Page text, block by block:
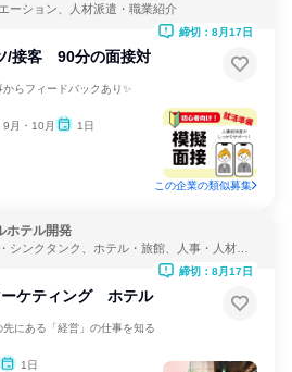
ーション、人材派遣・職業紹介
/接客 90分の面接対
らフィードバックあり✨
月・10月 1日
締切：8月17日
この企業の類似募集
ホテル開発
シンクタンク、ホテル・旅館、人事・人材サ
ーケティング ホテル
にある「経営」の仕事を知る
1日
締切：8月17日